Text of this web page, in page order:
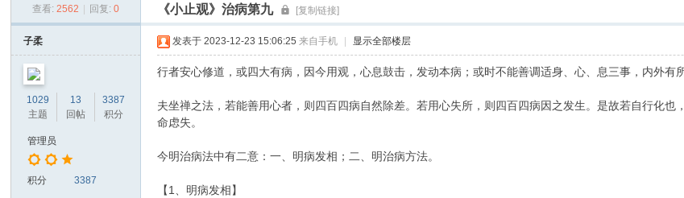
心
查看: 2562 回复: 0 《小止观》治病第九 [复制链接]
子柔
1029
主题
13
回帖
3387
积分
管理员
积分 3387
发表于 2023-12-23 15:06:25 来自手机 显示全部楼层
行者安心修道，或四大有病，因今用观，心息鼓击，发动本病；或时不能善调适身、心、息三事，内外有
夫坐禅之法，若能善用心者，则四百四病自然除差。若用心失所，则四百四病因之发生。是故若自行化
命虑失。
今明治病法中有二意：一、明病发相；二、明治病方法。
【1、明病发相】